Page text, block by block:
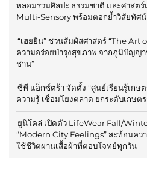
หลอมรวมศิลปะ ธรรมชาติ และศาสต
Multi-Sensory พร้อมตอกย้ำวิสัยทัศ
“เฮยยิน” ชวนสัมผัสศาสตร์ “The Art
ความอร่อยบำรุงสุขภาพ จากภูมิปัญญ
ชาน”
ซีพี แอ็กซ์ตร้า จัดตั้ง “ศูนย์เรียนรู้เกษ
ความรู้ เชื่อมโยงตลาด ยกระดับเกษต
ยูนิโคล่ เปิดตัว LifeWear Fall/
“Modern City Feelings” สะท้อนค
ใช้ชีวิตผ่านเสื้อผ้าที่ตอบโจทย์ทุกวัน